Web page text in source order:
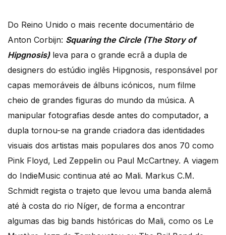
Do Reino Unido o mais recente documentário de
Anton Corbijn: Squaring the Circle (The Story of
Hipgnosis)leva para o grande ecrã a dupla de
designers do estúdio inglês Hipgnosis, responsável por
capas memoráveis de álbuns icónicos, num filme
cheio de grandes figuras do mundo da música. A
manipular fotografias desde antes do computador, a
dupla tornou-se na grande criadora das identidades
visuais dos artistas mais populares dos anos 70 como
Pink Floyd, Led Zeppelin ou Paul McCartney. A viagem
do IndieMusic continua até ao Mali. Markus C.M.
Schmidt regista o trajeto que levou uma banda alemã
até à costa do rio Níger, de forma a encontrar
algumas das big bands históricas do Mali, como os Le